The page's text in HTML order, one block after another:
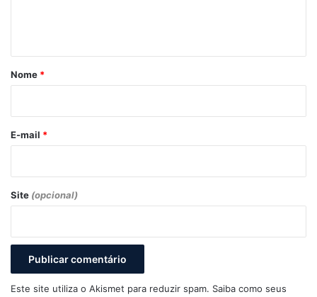
r
*
Nome *
E-mail *
Site (opcional)
Este site utiliza o Akismet para reduzir spam. Saiba como seus